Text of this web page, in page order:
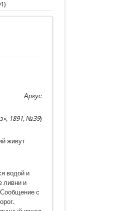
Аргус
1891, №39)
живут
водой и
ливни и
с